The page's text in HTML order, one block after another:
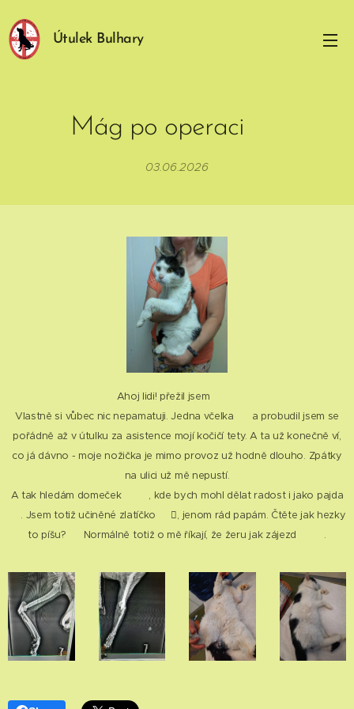
Útulek Bulhary
Mág po operaci ⚕️
03.06.2026
Ahoj lidi! přežil jsem 🙏🏻😍
Vlastně si vůbec nic nepamatuji. Jedna včelka 💉 a probudil jsem se
pořádně až v útulku za asistence mojí kočičí tety. A ta už konečně ví,
co já dávno - moje nožička je mimo provoz už hodně dlouho. Zpátky
na ulici už mě nepustí.
A tak hledám domeček 🏡🏢, kde bych mohl dělat radost i jako pajda
😍. Jsem totiž učiněné zlatíčko ☝🏻🪎, jenom rád papám. Čtěte jak hezky
to píšu? ✍🏻 Normálně totiž o mě říkají, že žeru jak zájezd 😂🤩.